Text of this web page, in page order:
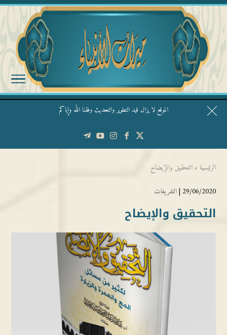
الموقع لا يزال قيد التطوير والتحديث وفقنا الله وإياكم
قال الشيخ ربيع وفقه الله: نحن ليس عندنا تقديس الأشخاص
الرئيسية » التحقيق والإيضاح
29/06/2020 | التفريغات
التحقيق والإيضاح